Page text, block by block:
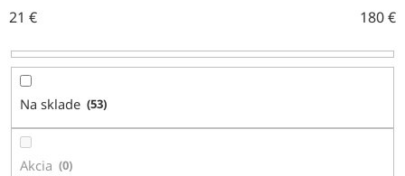
e
r
o
k
21 € 180€
Na sklade 53
Akcia 0